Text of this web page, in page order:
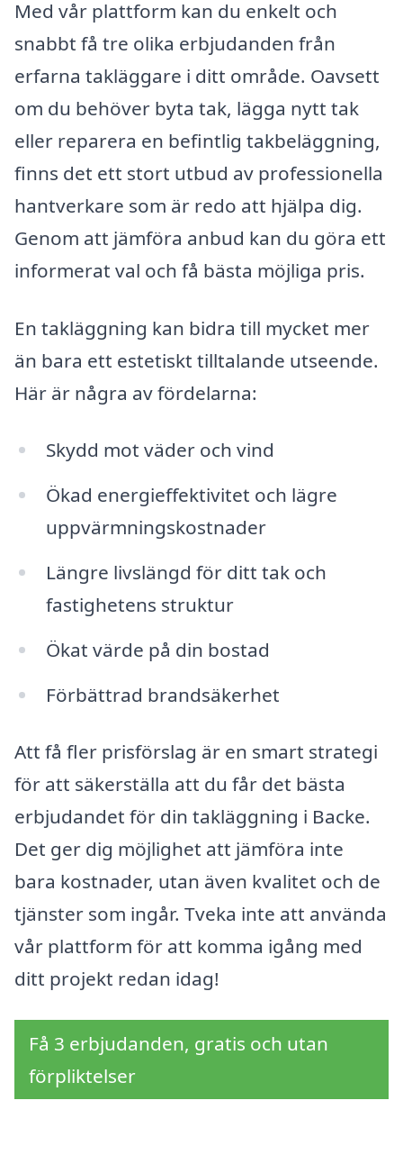
Med vår plattform kan du enkelt och
snabbt få tre olika erbjudanden från
erfarna takläggare i ditt område. Oavsett
om du behöver byta tak, lägga nytt tak
eller reparera en befintlig takbeläggning,
finns det ett stort utbud av professionella
hantverkare som är redo att hjälpa dig.
Genom att jämföra anbud kan du göra ett
informerat val och få bästa möjliga pris.
En takläggning kan bidra till mycket mer
än bara ett estetiskt tilltalande utseende.
Här är några av fördelarna:
Skydd mot väder och vind
Ökad energieffektivitet och lägre
uppvärmningskostnader
Längre livslängd för ditt tak och
fastighetens struktur
Ökat värde på din bostad
Förbättrad brandsäkerhet
Att få fler prisförslag är en smart strategi
för att säkerställa att du får det bästa
erbjudandet för din takläggning i Backe.
Det ger dig möjlighet att jämföra inte
bara kostnader, utan även kvalitet och de
tjänster som ingår. Tveka inte att använda
vår plattform för att komma igång med
ditt projekt redan idag!
Få 3 erbjudanden, gratis och utan
förpliktelser